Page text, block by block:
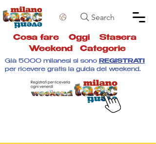
Search
Cosa fare Oggi Stasera
Weekend
Categorie
Già 5000 milanesi si sono REGISTRATI
per ricevere gratis la guida del weekend.